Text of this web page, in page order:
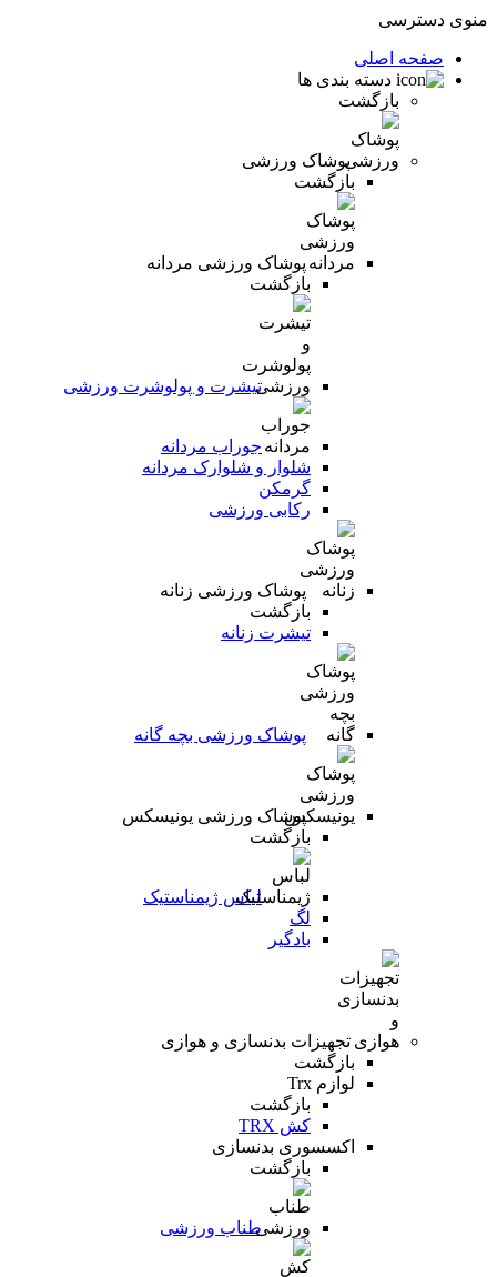
منوی دسترسی
صفحه اصلی
دسته بندی ها
بازگشت
پوشاک ورزشی
بازگشت
پوشاک ورزشی مردانه
بازگشت
تیشرت و پولوشرت ورزشی
جوراب مردانه
شلوار و شلوارک مردانه
گرمکن
رکابی ورزشی
پوشاک ورزشی زنانه
بازگشت
تیشرت زنانه
پوشاک ورزشی بچه گانه
پوشاک ورزشی یونیسکس
بازگشت
لباس ژیمناستیک
لگ
بادگیر
تجهیزات بدنسازی و هوازی
بازگشت
لوازم Trx
بازگشت
کش TRX
اکسسوری بدنسازی
بازگشت
طناب ورزشی